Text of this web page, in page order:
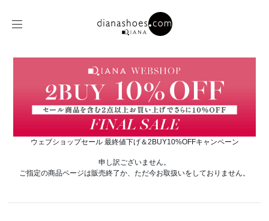
ウェブショップセール 最終値下げ＆2BUY10%OFFキャンペーン
申し訳ございません。
ご指定の商品ページは販売終了か、ただ今お取扱いをしておりません。